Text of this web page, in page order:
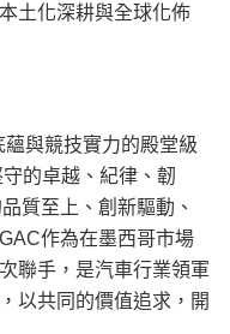
土化深耕與全球化佈
與競技實力的殿堂級
的卓越、紀律、韌
質至上、創新驅動、
作為在墨西哥市場
聯手，是汽車行業領軍
以共同的價值追求，開